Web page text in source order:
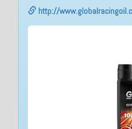
http://